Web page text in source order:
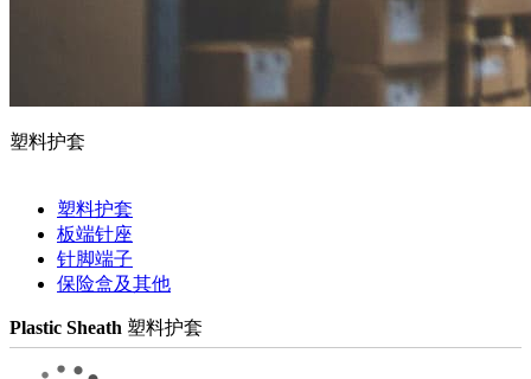
塑料护套
塑料护套
板端针座
针脚端子
保险盒及其他
Plastic Sheath 塑料护套